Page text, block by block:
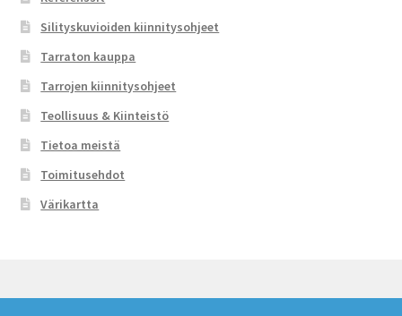
Silityskuvioiden kiinnitysohjeet
Tarraton kauppa
Tarrojen kiinnitysohjeet
Teollisuus & Kiinteistö
Tietoa meistä
Toimitusehdot
Värikartta